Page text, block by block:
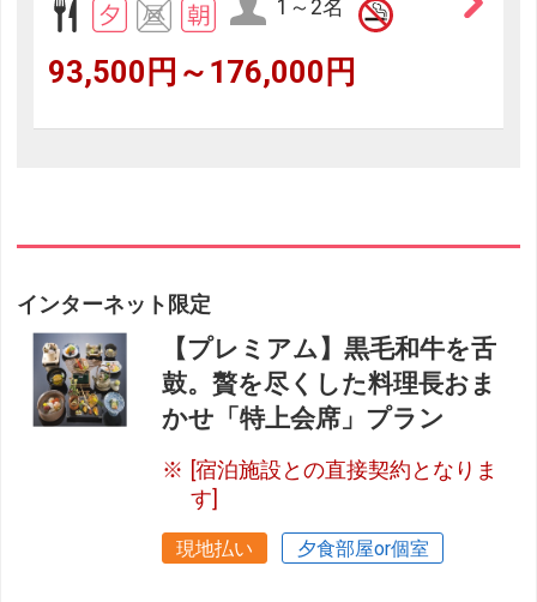
1～2名
93,500円～176,000円
インターネット限定
【プレミアム】黒毛和牛を舌
鼓。贅を尽くした料理長おま
かせ「特上会席」プラン
[宿泊施設との直接契約となりま
す]
現地払い 夕食部屋or個室